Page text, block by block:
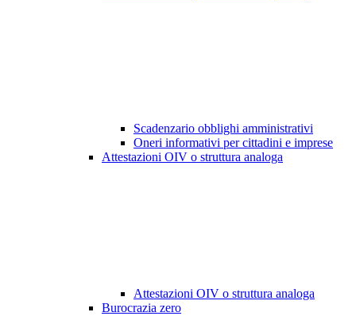
Scadenzario obblighi amministrativi
Oneri informativi per cittadini e imprese
Attestazioni OIV o struttura analoga
Attestazioni OIV o struttura analoga
Burocrazia zero